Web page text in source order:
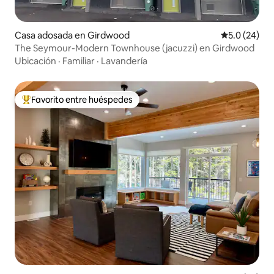
Casa adosada en Girdwood Calificación
5.0 (24)
The Seymour-Modern Townhouse (jacuzzi) en Girdwood
Ubicación · Familiar · Lavandería
De los mejores en Favorito entre huéspedes
Favorito entre huéspedes